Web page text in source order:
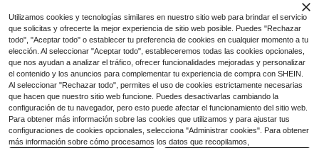
Utilizamos cookies y tecnologías similares en nuestro sitio web para brindar el servicio
que solicitas y ofrecerte la mejor experiencia de sitio web posible. Puedes "Rechazar
todo", "Aceptar todo" o establecer tu preferencia de cookies en cualquier momento a tu
elección. Al seleccionar "Aceptar todo", estableceremos todas las cookies opcionales,
que nos ayudan a analizar el tráfico, ofrecer funcionalidades mejoradas y personalizar
el contenido y los anuncios para complementar tu experiencia de compra con SHEIN.
Al seleccionar "Rechazar todo", permites el uso de cookies estrictamente necesarias
que hacen que nuestro sitio web funcione. Puedes desactivarlas cambiando la
configuración de tu navegador, pero esto puede afectar el funcionamiento del sitio web.
Para obtener más información sobre las cookies que utilizamos y para ajustar tus
configuraciones de cookies opcionales, selecciona "Administrar cookies". Para obtener
más información sobre cómo procesamos los datos que recopilamos,